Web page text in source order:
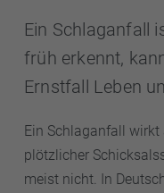
Ein Schlaganfall
früh erkennt,
Ernstfall Leben
Ein Schlaganfall
plötzlicher
meist nicht. In